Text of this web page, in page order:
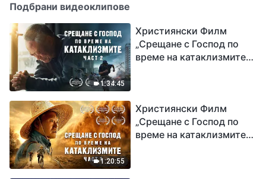
Подбрани видеоклипове
1:34:45
Християнски Филм
„Срещане с Господ по
време на катаклизмите“
1:20:55
Християнски Филм
„Срещане с Господ по
време на катаклизмите“